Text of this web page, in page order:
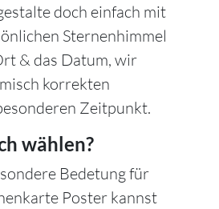
doch einfach mit
Sternenhimmel
& das Datum, wir
korrekten
Zeitpunkt.
wählen?
Bedetung für
Poster kannst